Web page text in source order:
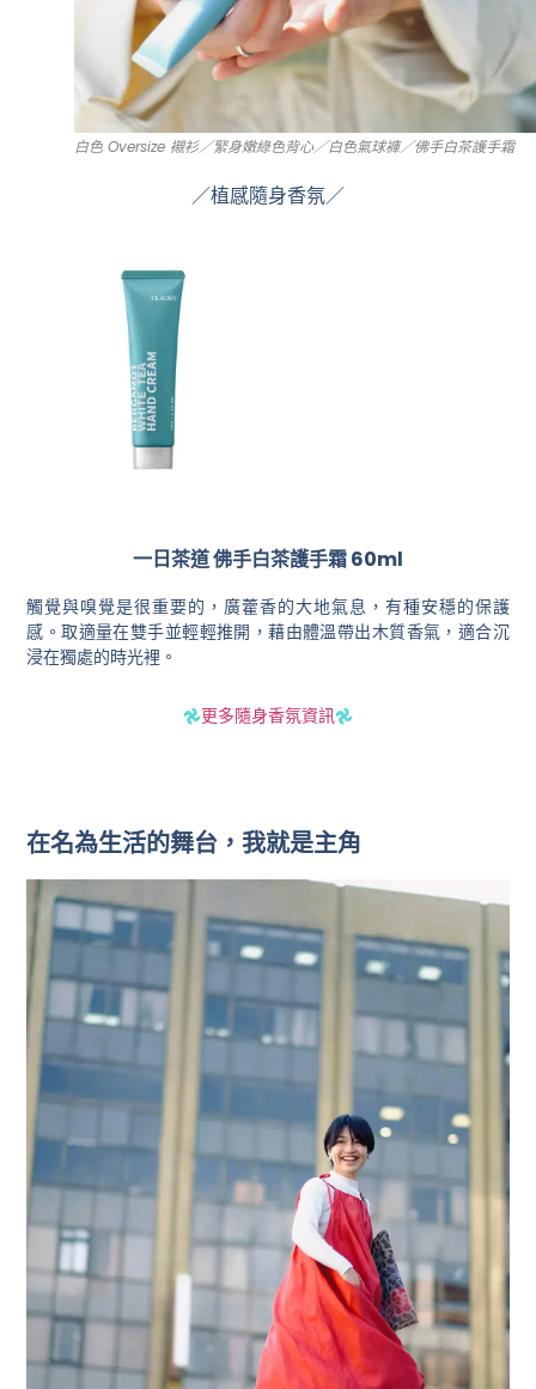
白色 Oversize 襯衫／緊身嫩綠色背心／白色氣球褲／佛手白茶護手霜
／植感隨身香氛／
一日茶道 佛手白茶護手霜 60ml
觸覺與嗅覺是很重要的，廣藿香的大地氣息，有種安穩的保護
感。取適量在雙手並輕輕推開，藉由體溫帶出木質香氣，適合沉
浸在獨處的時光裡。
𖣘更多隨身香氛資訊𖣘
在名為生活的舞台，我就是主角